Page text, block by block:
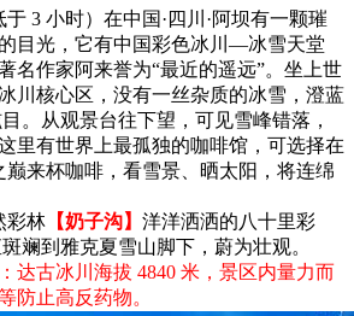
于 3 小时）在中国·四川·阿坝有一颗璀
目光，它有中国彩色冰川—冰雪天堂
名作家阿来誉为“最近的遥远”。坐上世
川核心区，没有一丝杂质的冰雪，澄蓝
。从观景台往下望，可见雪峰错落，
里有世界上最孤独的咖啡馆，可选择在
巅来杯咖啡，看雪景、晒太阳，将连绵
彩林 【奶子沟】 洋洋洒洒的八十里彩
斓到雅克夏雪山脚下，蔚为壮观。
达古冰川海拔 4840 米，景区内量力而
防止高反药物。